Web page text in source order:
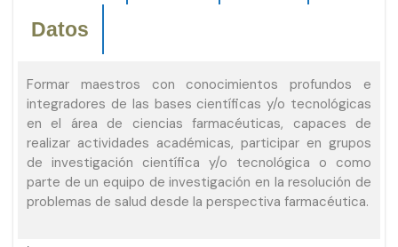
Datos
Formar maestros con conocimientos profundos e
integradores de las bases científicas y/o tecnológicas
en el área de ciencias farmacéuticas, capaces de
realizar actividades académicas, participar en grupos
de investigación científica y/o tecnológica o como
parte de un equipo de investigación en la resolución de
problemas de salud desde la perspectiva farmacéutica.